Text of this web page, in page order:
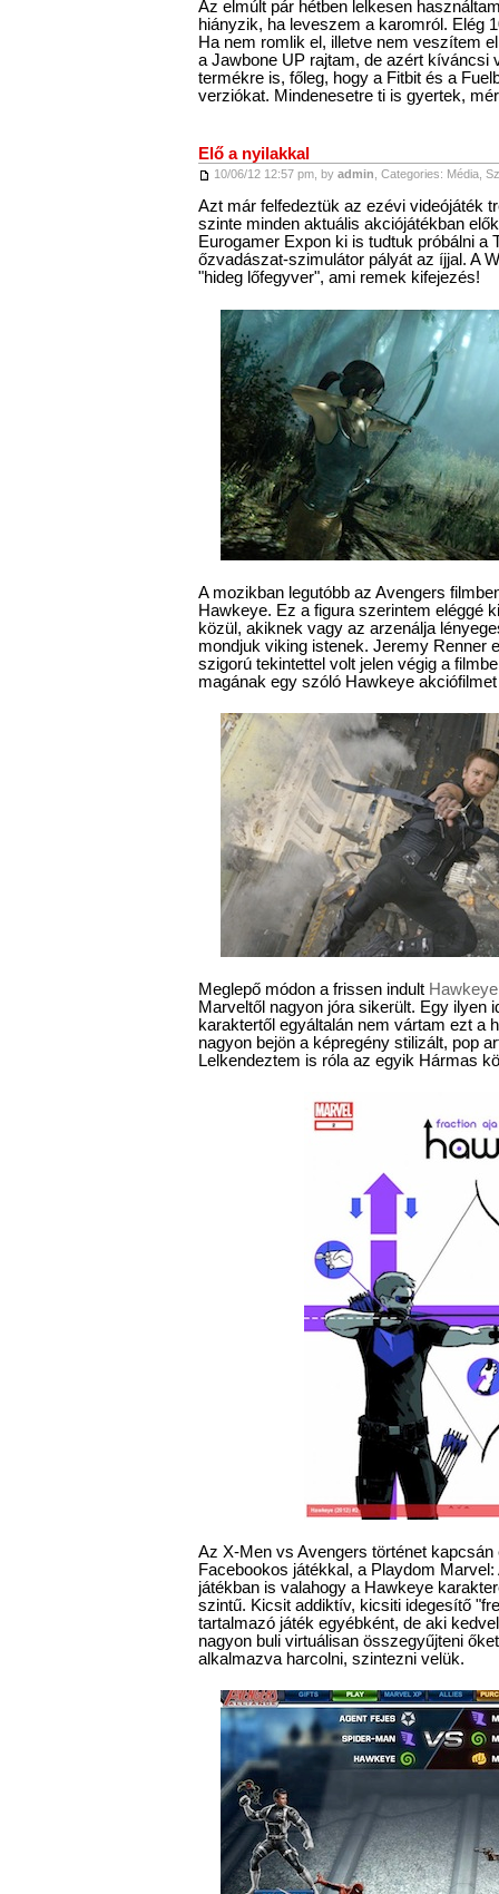
Az elmúlt pár hétben lelkesen
hiányzik, ha leveszem a karomról. Elég
Ha nem romlik el, illetve nem veszítem
a Jawbone UP rajtam, de azért kíváncsi
termékre is, főleg, hogy a Fitbit és a
verziókat. Mindenesetre ti is gyertek,
Elő a nyilakkal
10/06/12 12:57 pm, by admin , Categories: Média,
Azt már felfedeztük az ezévi videójáték
szinte minden aktuális akciójátékban
Eurogamer Expon ki is tudtuk próbálni a
őzvadászat-szimulátor pályát az íjjal. A
"hideg lőfegyver", ami remek kifejezés!
A mozikban legutóbb az Avengers
Hawkeye. Ez a figura szerintem eléggé
közül, akiknek vagy az arzenálja
mondjuk viking istenek. Jeremy Renner
szigorú tekintettel volt jelen végig a
magának egy szóló Hawkeye
Meglepő módon a frissen indult
Marveltől nagyon jóra sikerült. Egy ilyen
karaktertől egyáltalán nem vártam ezt a
nagyon bejön a képregény stilizált, pop
Lelkendeztem is róla az egyik Hármas
Az X-Men vs Avengers történet
Facebookos játékkal, a Playdom Marvel:
játékban is valahogy a Hawkeye
szintű. Kicsit addiktív, kicsiti idegesítő
tartalmazó játék egyébként, de aki
nagyon buli virtuálisan összegyűjteni
alkalmazva harcolni, szintezni velük.